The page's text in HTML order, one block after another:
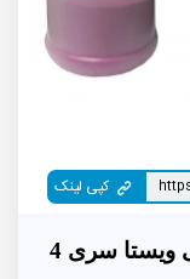
کپی لینک
تونر شارژ کونیکا مینولتا نیم کیلویی ویستا سری 4